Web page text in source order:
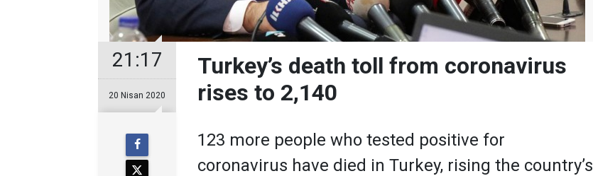
21:17
20 Nisan 2020
Turkey’s death toll from coronavirus
rises to 2,140
123 more people who tested positive for
coronavirus have died in Turkey, rising the country’s